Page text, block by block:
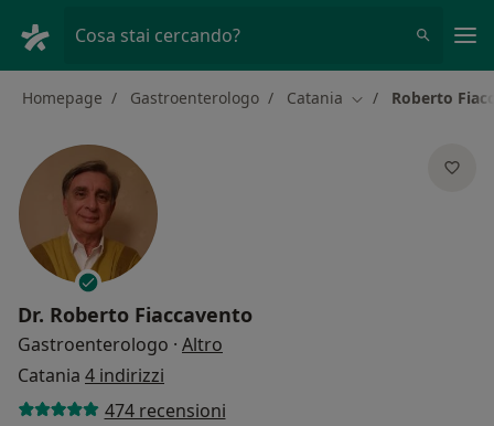
Cosa stai cercando?
Homepage Gastroenterologo Catania Cambia città
Roberto
Dr. Roberto Fiaccavento
Gastroenterologo · Altro
Catania 4 indirizzi
474 recensioni